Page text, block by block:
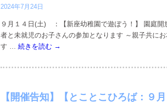
2024年7月24日
９月１４日(土) ：【新座幼稚園で遊ぼう！】 園
者と未就児のお子さんの参加となります ～親子共に
す … 続きを読む →
【開催告知】【とことこひろば：９